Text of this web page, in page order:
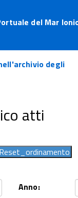
del Mar
degli
atti
Anno: